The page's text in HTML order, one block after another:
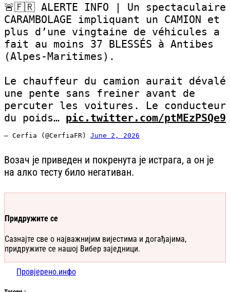
🚨🇫🇷 ALERTE INFO | Un spectaculaire
CARAMBOLAGE impliquant un CAMION et
plus d’une vingtaine de véhicules a
fait au moins 37 BLESSÉS à Antibes
(Alpes-Maritimes).
Le chauffeur du camion aurait dévalé
une pente sans freiner avant de
percuter les voitures. Le conducteur
du poids… pic.twitter.com/ptMEzPSQe9
— Cerfia (@CerfiaFR) June 2, 2026
Возач је приведен и покренута је истрага, а он је
на алко тесту било негативан.
Придружите се
Сазнајте све о најважнијим вијестима и догађајима,
придружите се нашој Вибер заједници.
Провјерено.инфо